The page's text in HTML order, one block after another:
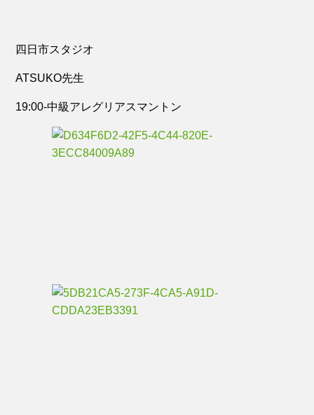
四日市スタジオ
ATSUKO先生
19:00-中級アレグリアスマントン